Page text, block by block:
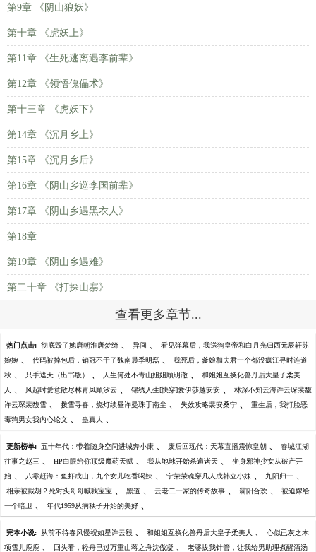
第9章 《阴山狼妖》
第十章 《虎妖上》
第11章 《生死逃离遇李前辈》
第12章 《领悟傀儡术》
第十三章 《虎妖下》
第14章 《沉月乡上》
第15章 《沉月乡后》
第16章 《阴山乡巡李国前辈》
第17章 《阴山乡遇黑衣人》
第18章
第19章 《阴山乡遇难》
第二十章 《打探山寨》
查看更多章节...
热门点击: 彻底毁了她唐朝淮唐梦绮 、 异间 、 看见弹幕后，我送狗皇帝和白月光归西元辰轩苏
婉婉 、 代码被掉包后，销冠不干了魏南晨季明磊 、 我死后，爹娘和夫君一个都没疯江寻时连道
秋 、 只手遮天（出书版） 、 人生何处不青山姐姐顾明澈 、 和姐姐互换化兽丹后大皇子柔美
人 、 风起时爱意散尽林青风顾汐云 、 锦绣人生[快穿]爱伊莎越安安 、 林深不知云海许云琛裴馥
许云琛裴馥雪 、 拨雪寻春，烧灯续昼许曼珠于南尘 、 失效攻略裴安桑宁 、 重生后，我打脸恶
毒狗男女我内心论文 、 蛊真人 、
更新榜单: 五十年代：带着随身空间进城奔小康 、 废后回现代：天幕直播震惊皇朝 、 春城江湖
往事之赵三 、 HP白眼给你顶级魔药天赋 、 我从地球开始杀遍诸天 、 变身邪神少女从破产开
始 、 八零赶海：鱼虾成山，九个女儿吃香喝辣 、 宁荣荣魂穿凡人成韩立小妹 、 九阳归一 、
相亲被截胡？死对头哥哥喊我宝宝 、 黑道 、 云老二一家的传奇故事 、 霸阳合欢 、 被迫嫁给
一个暗卫 、 年代1959从病秧子开始的美好 、
完本小说: 从前不待春风慢祝如星许云毅 、 和姐姐互换化兽丹后大皇子柔美人 、 心似已灰之木
项雪儿鹿鹿 、 回头看，轻舟已过万重山蒋之舟沈傲凝 、 老婆拔我针管，让我给男助理煮醒酒汤